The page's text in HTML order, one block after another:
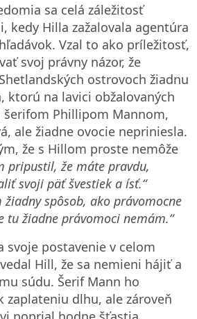
sa celá záležitosť
kedy Hilla zažalovala agentúra
Vzal to ako príležitosť,
svoj právny názor, že
ostrovoch žiadnu
ktorú na lavici obžalovaných
Phillipom Mannom,
ale žiadne ovocie nepriniesla.
že s Hillom proste nemôže
pripustil, že máte pravdu,
svoji päť švestiek a ísť.“
žiadny spôsob, ako právomocne
tu žiadne právomoci nemám.“
svoje postavenie v celom
Hill, že sa nemieni hájiť a
súdu. Šerif Mann ho
zaplateniu dlhu, ale zároveň